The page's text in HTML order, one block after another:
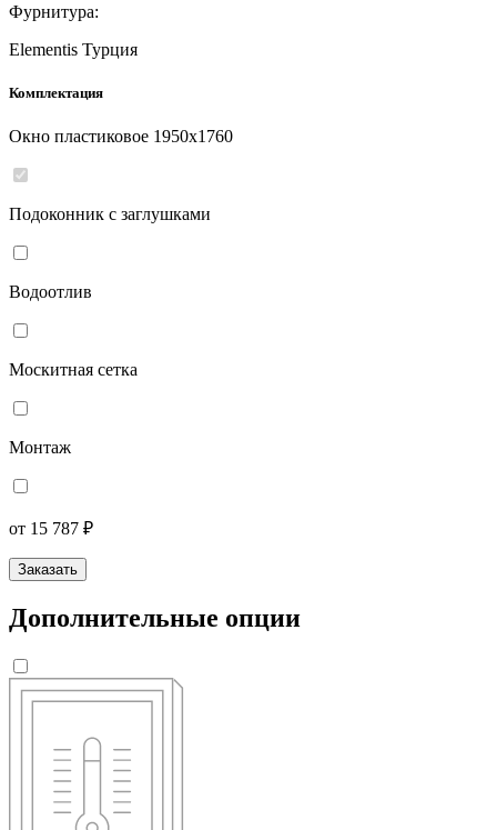
Фурнитура:
Elementis Турция
Комплектация
Окно пластиковое 1950x1760
Подоконник с заглушками
Водоотлив
Москитная сетка
Монтаж
от 15 787 ₽
Заказать
Дополнительные опции